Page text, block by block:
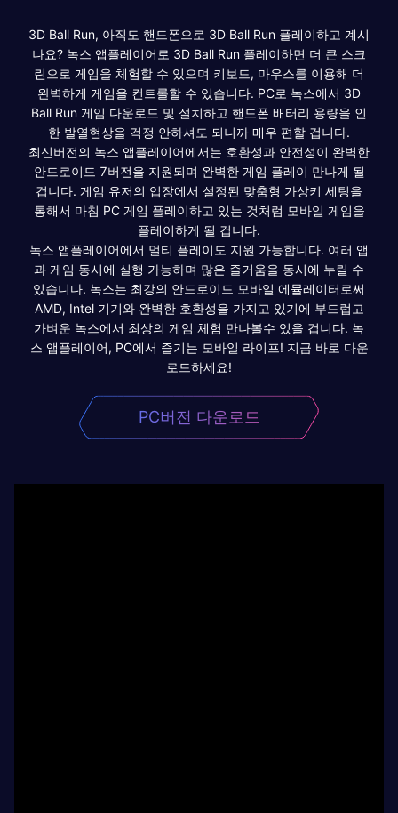
3D Ball Run, 아직도 핸드폰으로 3D Ball Run 플레이하고 계시
나요? 녹스 앱플레이어로 3D Ball Run 플레이하면 더 큰 스크
린으로 게임을 체험할 수 있으며 키보드, 마우스를 이용해 더
완벽하게 게임을 컨트롤할 수 있습니다. PC로 녹스에서 3D
Ball Run 게임 다운로드 및 설치하고 핸드폰 배터리 용량을 인
한 발열현상을 걱정 안하셔도 되니까 매우 편할 겁니다.
최신버전의 녹스 앱플레이어에서는 호환성과 안전성이 완벽한
안드로이드 7버전을 지원되며 완벽한 게임 플레이 만나게 될
겁니다. 게임 유저의 입장에서 설정된 맞춤형 가상키 세팅을
통해서 마침 PC 게임 플레이하고 있는 것처럼 모바일 게임을
플레이하게 될 겁니다.
녹스 앱플레이어에서 멀티 플레이도 지원 가능합니다. 여러 앱
과 게임 동시에 실행 가능하며 많은 즐거움을 동시에 누릴 수
있습니다. 녹스는 최강의 안드로이드 모바일 에뮬레이터로써
AMD, Intel 기기와 완벽한 호환성을 가지고 있기에 부드럽고
가벼운 녹스에서 최상의 게임 체험 만나볼수 있을 겁니다. 녹
스 앱플레이어, PC에서 즐기는 모바일 라이프! 지금 바로 다운
로드하세요!
PC버전 다운로드